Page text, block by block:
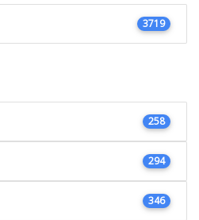
3719
258
294
346